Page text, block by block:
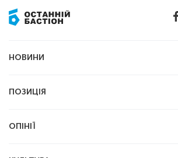
НОВИНИ
Економіка
ПОЗИЦІЯ
ОПІНІЇ